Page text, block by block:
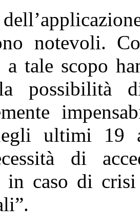
notevoli.
tale scopo
possibilità
ultimi 19
di
in caso di